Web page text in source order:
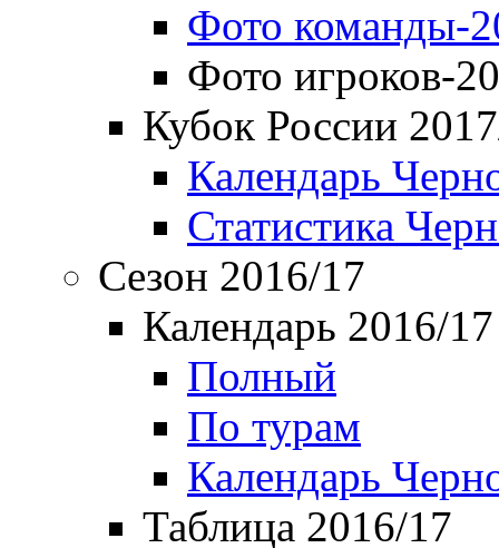
Фото команды-
Фото игроков-
Кубок России
Календарь
Статистика
Сезон 2016/17
Календарь 2016/17
Полный
По турам
Календарь
Таблица 2016/17